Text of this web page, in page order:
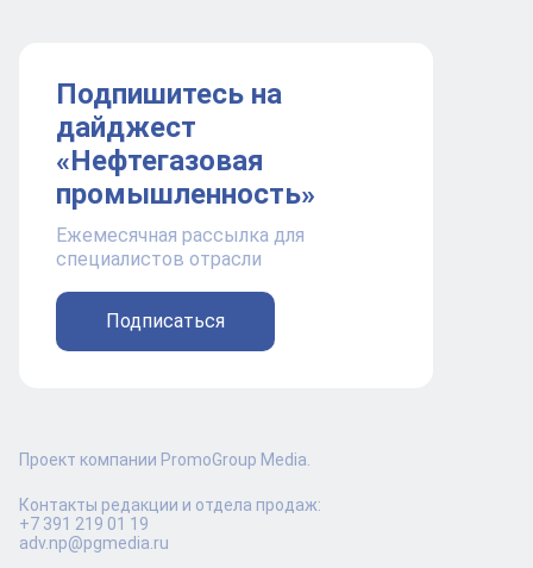
Подпишитесь на
дайджест
«Нефтегазовая
промышленность»
Ежемесячная рассылка для
специалистов отрасли
Подписаться
Проект компании PromoGroup Media.
Контакты редакции и отдела продаж:
+7 391 219 01 19
adv.np@pgmedia.ru